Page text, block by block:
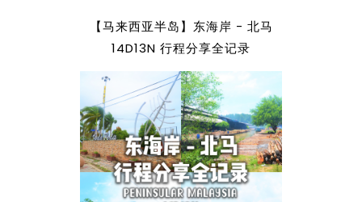
【马来西亚半岛】东海岸 - 北马
14D13N 行程分享全记录